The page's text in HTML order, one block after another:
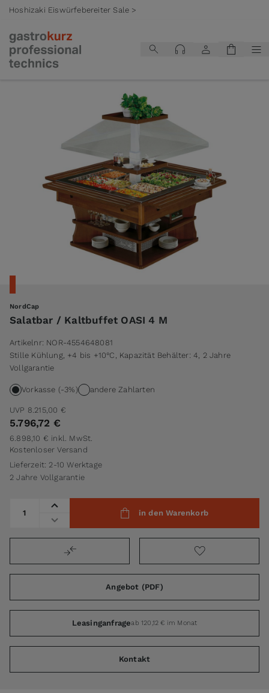
Hoshizaki Eiswürfebereiter Sale >
NordCap
Salatbar / Kaltbuffet OASI 4 M
Artikelnr: NOR-4554648081
Stille Kühlung, +4 bis +10°C, Kapazität Behälter: 4, 2 Jahre
Vollgarantie
Vorkasse (-3%) andere Zahlarten
UVP 8.215,00 €
5.796,72 €
6.898,10 € inkl. MwSt.
Kostenloser Versand
Lieferzeit: 2-10 Werktage
2 Jahre Vollgarantie
in den Warenkorb
Angebot (PDF)
Leasinganfrageab 120,12 € im Monat
Kontakt